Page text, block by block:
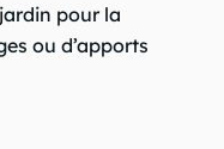
pour la
ou d’apports